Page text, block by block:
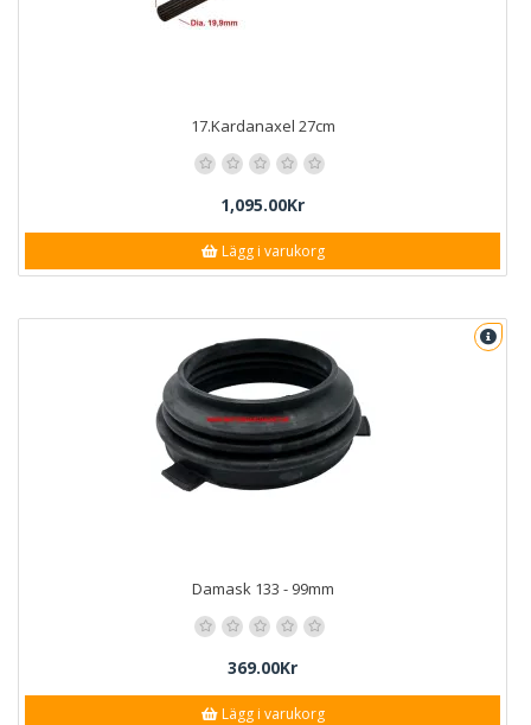
17.Kardanaxel 27cm
1,095.00Kr
Lägg i varukorg
Damask 133 - 99mm
369.00Kr
Lägg i varukorg